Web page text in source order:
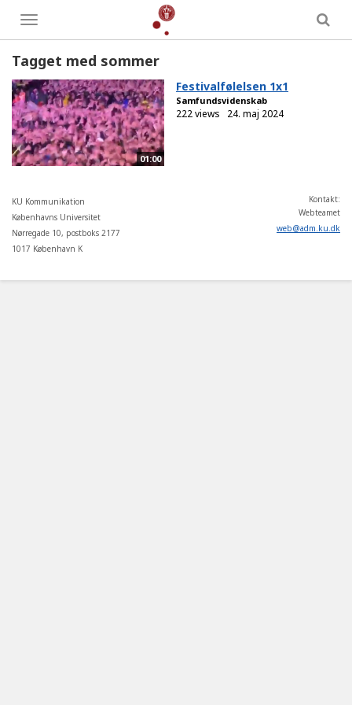
Toggle
menu
Tagget med sommer
01:00
Festivalfølelsen 1x1
Samfundsvidenskab
222 views 24. maj 2024
KU Kommunikation
Københavns Universitet
Nørregade 10, postboks 2177
1017 København K
Kontakt:
Webteamet
web@adm.ku.dk